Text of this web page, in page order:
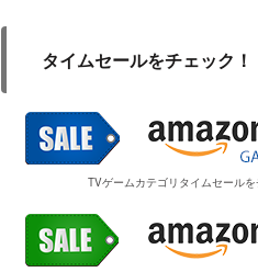
タイムセールをチェック！
TVゲームカテゴリタイムセールを